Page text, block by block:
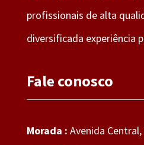
profissionais de alta
diversificada experiência
Fale conosco
Morada : Avenida Central,